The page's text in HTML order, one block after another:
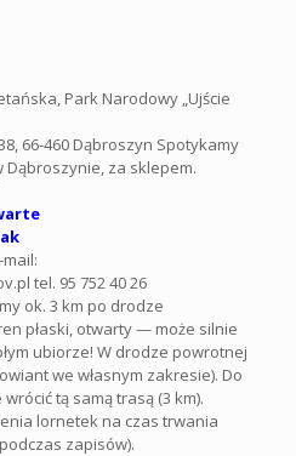
Park Narodowy „Ujście
66-460 Dąbroszyn Spotykamy
Dąbroszynie, za sklepem.
tel. 95 752 40 26
ok. 3 km po drodze
płaski, otwarty — może silnie
ubiorze! W drodze powrotnej
we własnym zakresie). Do
tą samą trasą (3 km).
lornetek na czas trwania
zapisów).